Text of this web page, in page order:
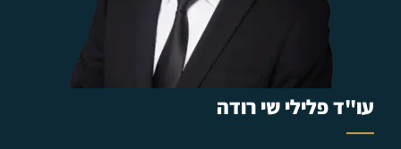
עו"ד פלילי שי רודה